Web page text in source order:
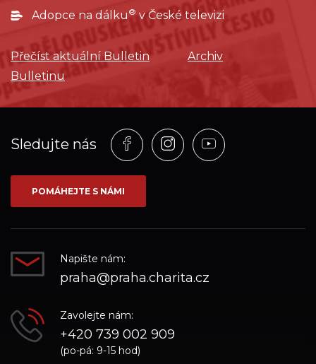
Adopce na dálku ®v České televizi
Přečíst aktuální Bulletin
Archiv
Bulletinu
Sledujte nás
Profil
na
síti_Facebook
Profil
na
Profil
na
POMÁHEJTE S NÁMI
Napište nám:
praha@praha.charita.cz
Zavolejte nám:
+420 739 002 909
(po-pá: 9-15 hod)